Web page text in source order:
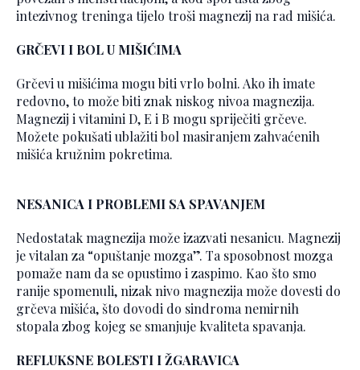
intezivnog treninga tijelo troši magnezij na rad mišića.
GRČEVI I BOL U MIŠIĆIMA
Grčevi u mišićima mogu biti vrlo bolni. Ako ih imate
redovno, to može biti znak niskog nivoa magnezija.
Magnezij i vitamini D, E i B mogu spriječiti grčeve.
Možete pokušati ublažiti bol masiranjem zahvaćenih
mišića kružnim pokretima.
NESANICA I PROBLEMI SA SPAVANJEM
Nedostatak magnezija može izazvati nesanicu. Magnezij
je vitalan za “opuštanje mozga”. Ta sposobnost mozga
pomaže nam da se opustimo i zaspimo. Kao što smo
ranije spomenuli, nizak nivo magnezija može dovesti do
grčeva mišića, što dovodi do sindroma nemirnih
stopala zbog kojeg se smanjuje kvaliteta spavanja.
REFLUKSNE BOLESTI I ŽGARAVICA